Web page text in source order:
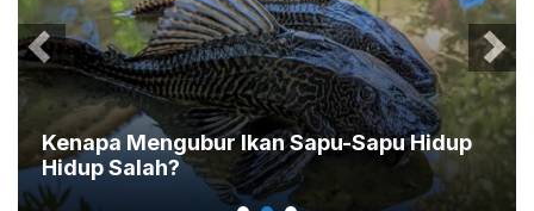
Kenapa Mengubur Ikan Sapu-Sapu Hidup
Hidup Salah?